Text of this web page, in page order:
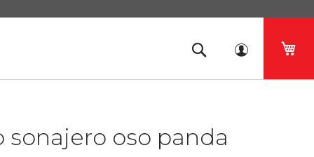
sonajero oso panda